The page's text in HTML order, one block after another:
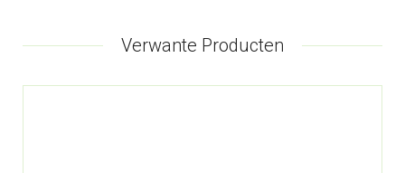
Verwante Producten